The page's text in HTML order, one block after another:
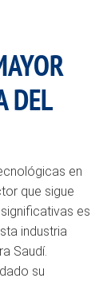
DEL
en
que sigue
es
industria
Saudí.
su